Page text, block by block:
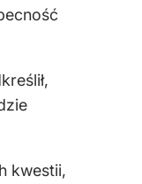
kwestii,